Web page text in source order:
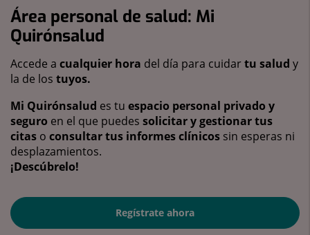
Área personal de salud: Mi
Quirónsalud
Accede a cualquier hora del día para cuidartu salud y
la de los tuyos.
Mi Quirónsalud es tu espacio personal privado y
seguro en el que puedes solicitar y gestionar tus
citas o consultar tus informes clínicos sin esperas ni
desplazamientos.
¡Descúbrelo!
Regístrate ahora